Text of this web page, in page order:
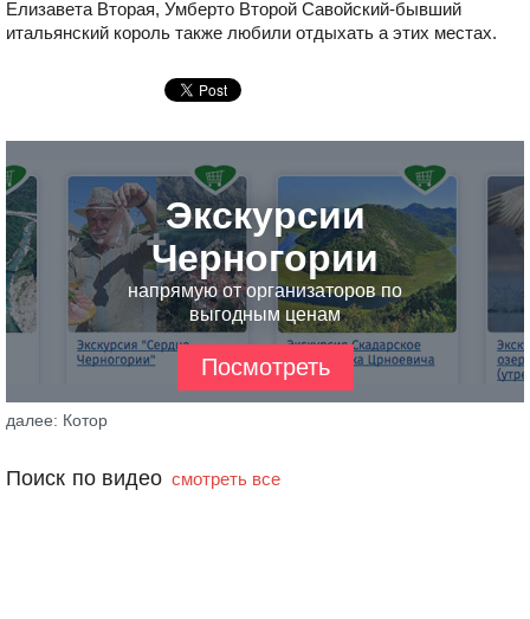
Елизавета Вторая, Умберто Второй Савойский-бывший
итальянский король также любили отдыхать а этих местах.
Экскурсии
Черногории
напрямую от организаторов по
выгодным ценам
Посмотреть
далее: Котор
Поиск по видео смотреть все